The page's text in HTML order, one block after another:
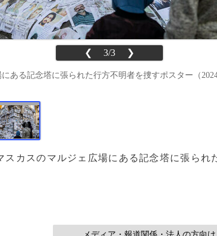
❮ 3/3 ❯
ある記念塔に張られた行方不明者を捜すポスター（
スカスのマルジェ広場にある記念塔に張られ